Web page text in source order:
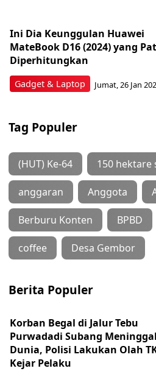
Gadget & Laptop
Ini Dia Keunggulan Huawei
MateBook D16 (2024) yang
Diperhitungkan
Jumat, 26 Jan
Tag Populer
(HUT) Ke-64 150 hektare
anggaran Anggota
Berburu Konten BPBD
coffee Desa Gembor
Berita Populer
Korban Begal di Jalur Tebu
Purwadadi Subang Meninggal
Dunia, Polisi Lakukan Olah
Kejar Pelaku